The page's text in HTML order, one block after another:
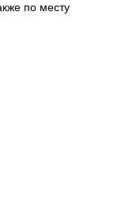
по месту